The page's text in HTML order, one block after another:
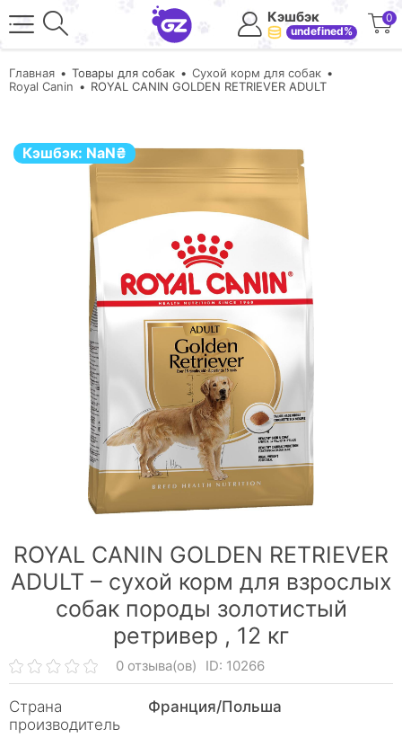
Кэшбэк
undefined%
0
Главная Товары для собак
Сухой корм для собак
Royal Canin
ROYAL CANIN GOLDEN RETRIEVER ADULT
Кэшбэк: NaN₴
ROYAL CANIN GOLDEN RETRIEVER
ADULT – сухой корм для взрослых
собак породы золотистый
ретривер , 12 кг
0 отзыва(ов) ID: 10266
Страна
производитель
Франция/Польша